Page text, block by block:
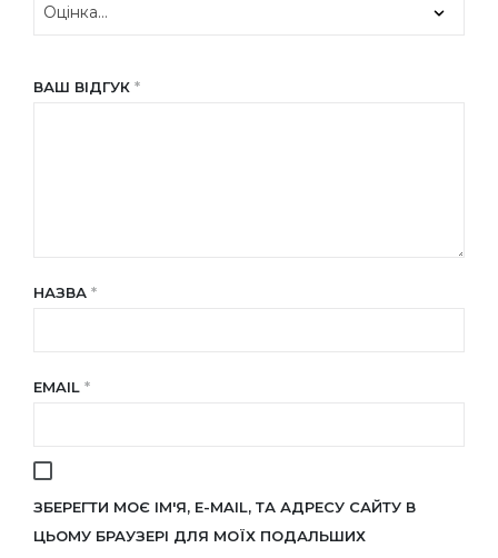
ВАШ ВІДГУК *
НАЗВА *
EMAIL *
ЗБЕРЕГТИ МОЄ ІМ'Я, E-MAIL, ТА АДРЕСУ САЙТУ В
ЦЬОМУ БРАУЗЕРІ ДЛЯ МОЇХ ПОДАЛЬШИХ